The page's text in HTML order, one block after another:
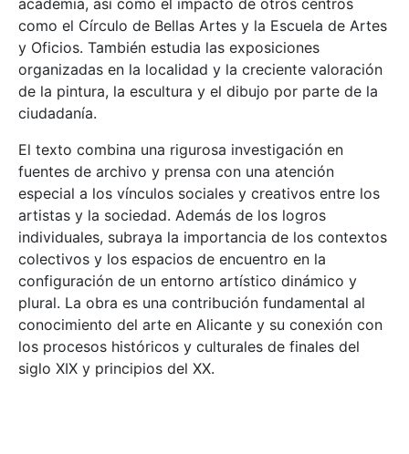
academia, así como el impacto de otros centros
como el Círculo de Bellas Artes y la Escuela de Artes
y Oficios. También estudia las exposiciones
organizadas en la localidad y la creciente valoración
de la pintura, la escultura y el dibujo por parte de la
ciudadanía.
El texto combina una rigurosa investigación en
fuentes de archivo y prensa con una atención
especial a los vínculos sociales y creativos entre los
artistas y la sociedad. Además de los logros
individuales, subraya la importancia de los contextos
colectivos y los espacios de encuentro en la
configuración de un entorno artístico dinámico y
plural. La obra es una contribución fundamental al
conocimiento del arte en Alicante y su conexión con
los procesos históricos y culturales de finales del
siglo XIX y principios del XX.